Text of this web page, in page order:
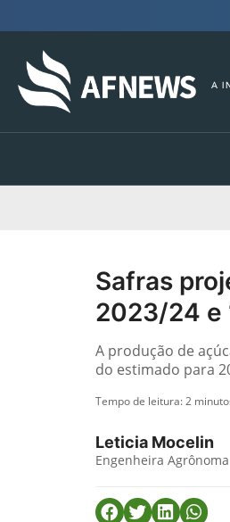
Safras
2023/24 e
A produção de
do estimado para
Tempo de leitura:2
Leticia Mocelin
Engenheira